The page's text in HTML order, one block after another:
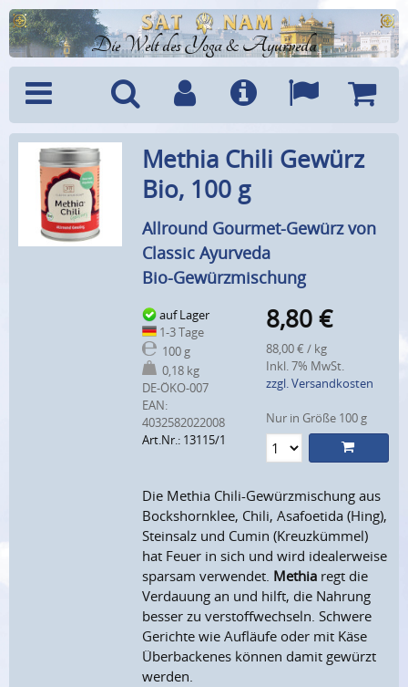
Die Welt des Yoga & Ayurveda
Menü SucheBenutzerkonto
Info Sprachen
Methia Chili Gewürz
Bio, 100 g
Allround Gourmet-Gewürz von
Classic Ayurveda
Bio-Gewürzmischung
auf Lager
1-3 Tage
100 g
0,18 kg
DE-ÖKO-007
EAN:
4032582022008
Art.Nr.: 13115/1
8,80 €
88,00 € / kg
Inkl. 7% MwSt.
zzgl. Versandkosten
Nur in Größe 100 g
Die Methia Chili-Gewürzmischung aus
Bockshornklee, Chili, Asafoetida (Hing),
Steinsalz und Cumin (Kreuzkümmel)
hat Feuer in sich und wird idealerweise
sparsam verwendet. Methia regt die
Verdauung an und hilft, die Nahrung
besser zu verstoffwechseln. Schwere
Gerichte wie Aufläufe oder mit Käse
Überbackenes können damit gewürzt
werden.